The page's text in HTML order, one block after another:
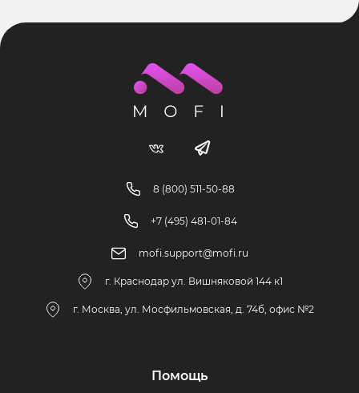
8 (800) 511-50-88
+7 (495) 481-01-84
mofi.support@mofi.ru
г. Краснодар ул. Вишняковой 144 к1
г. Москва, ул. Мосфильмовская, д. 74б, офис №2
Помощь